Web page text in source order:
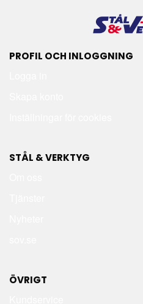
PROFIL OCH INLOGGNING
STÅL & VERKTYG
ÖVRIGT